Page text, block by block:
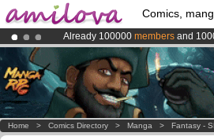
Comics,
Already 100000 members and
Premium membership from3.95
AmilovaKickstarter is now LIVE!.
Home > Comics Directory > Manga > Fantasy -